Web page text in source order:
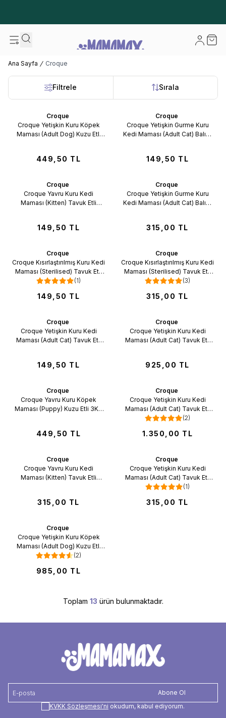
Hesabım
Ana Sayfa Croque
Filtrele Sırala
Favorilere Ekle
Croque
Croque Yetişkin Kuru Köpek
Maması (Adult Dog) Kuzu Etli
449,50 TL
Favorilere Ekle
Croque
Croque Yetişkin Gurme Kuru
Kedi Maması (Adult Cat) Balıklı
149,50 TL
Favorilere Ekle
Croque
Croque Yavru Kuru Kedi
Maması (Kitten) Tavuk Etli
149,50 TL
Favorilere Ekle
Croque
Croque Yetişkin Gurme Kuru
Kedi Maması (Adult Cat) Balıklı
315,00 TL
Favorilere Ekle
Croque
Croque Kısırlaştırılmış Kuru Kedi
Maması (Sterilised) Tavuk Etli
600GR
(1)
149,50 TL
Favorilere Ekle
Croque
Croque Kısırlaştırılmış Kuru Kedi
Maması (Sterilised) Tavuk Etli
1,5KG (33/10)(3)
315,00 TL
Favorilere Ekle
Croque
Croque Yetişkin Kuru Kedi
Maması (Adult Cat) Tavuk Etli
149,50 TL
Favorilere Ekle
Croque
Croque Yetişkin Kuru Kedi
Maması (Adult Cat) Tavuk Etli
925,00 TL
Favorilere Ekle
Croque
Croque Yavru Kuru Köpek
Maması (Puppy) Kuzu Etli 3KG
449,50 TL
Favorilere Ekle
Croque
Croque Yetişkin Kuru Kedi
Maması (Adult Cat) Tavuk Etli
15KG
(2)
1.350,00 TL
Favorilere Ekle
Croque
Croque Yavru Kuru Kedi
Maması (Kitten) Tavuk Etli
315,00 TL
Favorilere Ekle
Croque
Croque Yetişkin Kuru Kedi
Maması (Adult Cat) Tavuk Etli
1,5KG (27/10)(1)
315,00 TL
Favorilere Ekle
Croque
Croque Yetişkin Kuru Köpek
Maması (Adult Dog) Kuzu Etli
15KG(18/08)(2)
985,00 TL
Toplam 13 ürün bulunmaktadır.
Abone Ol
KVKK Sözleşmesi'ni okudum, kabul ediyorum.